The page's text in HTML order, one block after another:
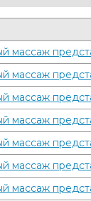
массаж
массаж
массаж
массаж
массаж
массаж
массаж